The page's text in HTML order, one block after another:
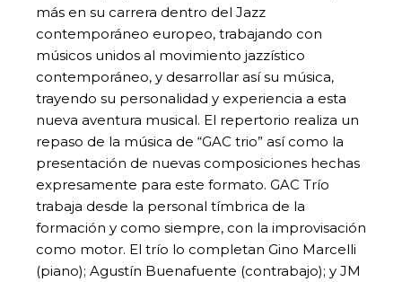
más en su carrera dentro del Jazz
contemporáneo europeo, trabajando con
músicos unidos al movimiento jazzístico
contemporáneo, y desarrollar así su música,
trayendo su personalidad y experiencia a esta
nueva aventura musical. El repertorio realiza un
repaso de la música de “GAC trio” así como la
presentación de nuevas composiciones hechas
expresamente para este formato. GAC Trío
trabaja desde la personal tímbrica de la
formación y como siempre, con la improvisación
como motor. El trío lo completan Gino Marcelli
(piano); Agustín Buenafuente (contrabajo); y JM